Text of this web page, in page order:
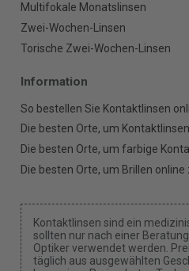
Multifokale Monatslinsen
Zwei-Wochen-Linsen
Torische Zwei-Wochen-Linsen
Information
So bestellen Sie Kontaktlinsen
Die besten Orte, um
Die besten Orte, um farbige
Die besten Orte, um Brillen
Kontaktlinsen sind ein
sollten nur nach einer
Optiker verwendet werden.
täglich aus ausgewählten